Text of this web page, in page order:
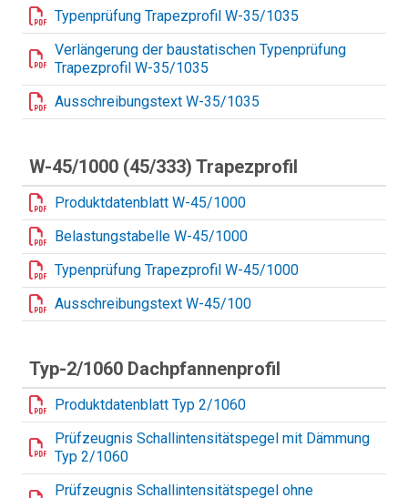
Typenprüfung Trapezprofil W-35/1035
Verlängerung der baustatischen Typenprüfung
Trapezprofil W-35/1035
Ausschreibungstext W-35/1035
W-45/1000 (45/333) Trapezprofil
Produktdatenblatt W-45/1000
Belastungstabelle W-45/1000
Typenprüfung Trapezprofil W-45/1000
Ausschreibungstext W-45/100
Typ-2/1060 Dachpfannenprofil
Produktdatenblatt Typ 2/1060
Prüfzeugnis Schallintensitätspegel mit Dämmung
Typ 2/1060
Prüfzeugnis Schallintensitätspegel ohne